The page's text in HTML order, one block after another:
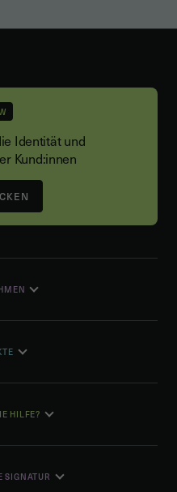
Identität und
Kund:innen
HILFE?
SIGNATUR